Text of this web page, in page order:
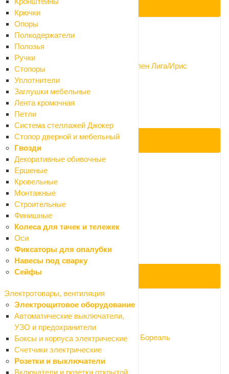
Крючки
Опоры
Полкодержатели
Полозья
Ручки
Стопоры
Уплотнители
Заглушки мебельные
Лента кромочная
Петли
Система стеллажей Джокер
Стопор дверной и мебельный
Гвозди
Декоративные обивочные
Ершеные
Кровельные
Монтажные
Строительные
Финишные
Колеса для тачек и тележек
Оси
Фиксаторы для опалубки
Навесы под сварку
Сейфы
Электротовары, вентиляция
Электрощитовое оборудование
Автоматические выключатели,
УЗО и предохранители
Боксы и корпуса электрические
Счетчики электрические
Розетки и выключатели
Включатели и розетки открытой
Код: 094028
Крышка на унитаз Santek полипропилен Лига/Ирис
Нет в наличии
765 ₽
850 ₽
-10%
Экономия 85 ₽
ПОД ЗАКАЗ
Код: 073295
Крышка для бачка Santek Аллегро
Нет в наличии
805.50 ₽
895 ₽
-10%
Экономия 89.5 ₽
Код: 054586
Крышка на унитаз Santek дюропласт Бореаль
Нет в наличии
Арт.: бореаль DUROPL
2 790 ₽